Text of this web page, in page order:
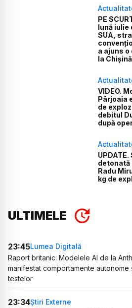
PE
lună iulie
SUA,
a ajuns
la
VIDEO.
Pârjoaia
de
debitul
după
detonată
Radu
kg de
ULTIMELE
23:45Lumea Digitală
Raport britanic: Modelele AI de la
manifestat comportamente autonome
testelor
23:34Știri Externe